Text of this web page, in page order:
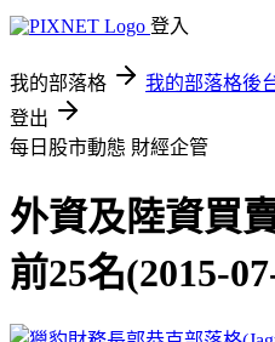
登入
我的部落格 我的部落格後
登出
每日股市動態 財經企管
外資及陸資買
前25名(2015-